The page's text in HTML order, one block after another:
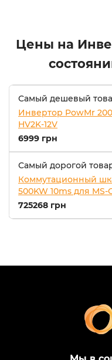
Цены на
Самый дешевый
Инвертор PowMr
HV2K-12V
6999 грн
Самый дорогой
Коммутационный
500KW 10ms для MS-
725268 грн